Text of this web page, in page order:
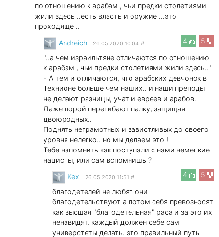
по отношению к арабам , чьи предки столетиями
жили здесь ..есть власть и оружие ...это
проходяще ..
4
5
Andreich 26.05.2020 10:04 #
"..а чем израильтяне отличаются по отношению
к арабам , чьи предки столетиями жили здесь.."
- А тем и отличаются, что арабских девчонок в
Технионе больше чем наших.. и наши преподы
не делают разницы, учат и евреев и арабов..
Даже порой перегибают палку, защищая
двоюродных..
Поднять неграмотных и завистливых до своего
уровня нелегко.. но мы делаем это !
Тебе напомнить как поступали с нами немецкие
нацисты, или сам вспомнишь ?
4
5
Kex 26.05.2020 11:51 #
благодетелей не любят они
благодетельствуют а потом себя превозносят
как высшая "благодетельная" раса и за это их
ненавидят. каждый должен себе сам
универстеты делать. это правильный путь